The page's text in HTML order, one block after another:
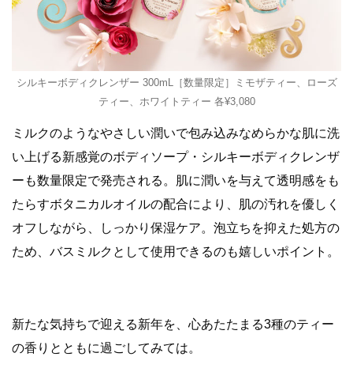
シルキーボディクレンザー 300mL［数量限定］ミモザティー、ローズ
ティー、ホワイトティー 各¥3,080
ミルクのようなやさしい潤いで包み込みなめらかな肌に洗
い上げる新感覚のボディソープ・シルキーボディクレンザ
ーも数量限定で発売される。肌に潤いを与えて透明感をも
たらすボタニカルオイルの配合により、肌の汚れを優しく
オフしながら、しっかり保湿ケア。泡立ちを抑えた処方の
ため、バスミルクとして使用できるのも嬉しいポイント。
新たな気持ちで迎える新年を、心あたたまる3種のティー
の香りとともに過ごしてみては。